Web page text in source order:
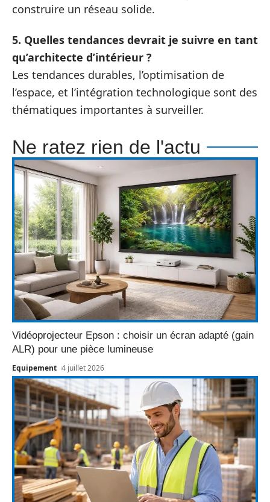
construire un réseau solide.
5. Quelles tendances devrait je suivre en tant
qu’architecte d’intérieur ?
Les tendances durables, l’optimisation de
l’espace, et l’intégration technologique sont des
thématiques importantes à surveiller.
Ne ratez rien de l'actu
Vidéoprojecteur Epson : choisir un écran adapté (gain
ALR) pour une pièce lumineuse
Equipement 4 juillet 2026